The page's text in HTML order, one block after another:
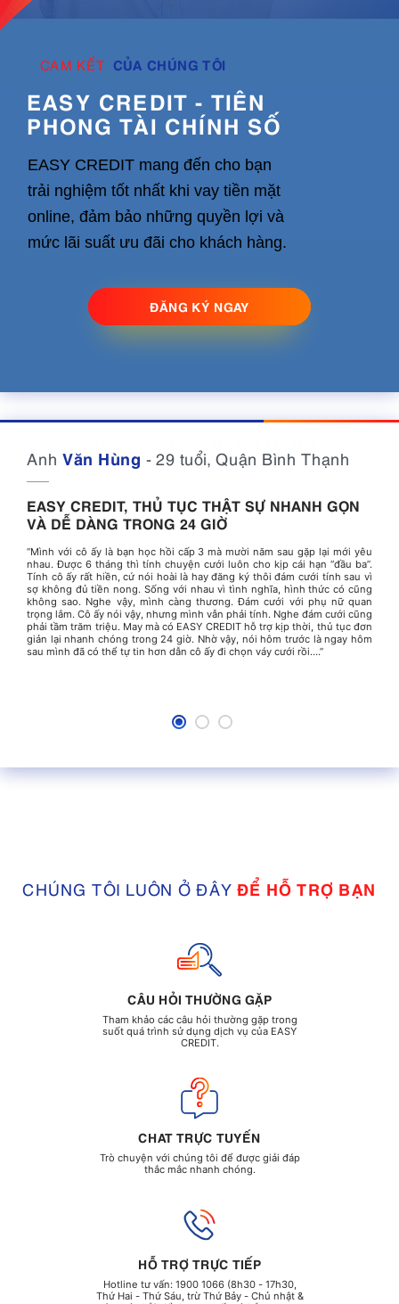
CAM KẾT CỦA CHÚNG TÔI
EASY CREDIT - TIÊN
PHONG TÀI CHÍNH SỐ
EASY CREDIT mang đến cho bạn
trải nghiệm tốt nhất khi vay tiền mặt
online, đảm bảo những quyền lợi và
mức lãi suất ưu đãi cho khách hàng.
ĐĂNG KÝ NGAY
Anh Văn Hùng 29 tuổi, Quận Bình Thạnh
EASY CREDIT, THỦ TỤC THẬT SỰ NHANH GỌN
VÀ DỄ DÀNG TRONG 24 GIỜ
“Mình với cô ấy là bạn học hồi cấp 3 mà mười năm sau gặp lại mới yêu
nhau. Được 6 tháng thì tính chuyện cưới luôn cho kịp cái hạn “đầu ba”.
Tính cô ấy rất hiền, cứ nói hoài là hay đăng ký thôi đám cưới tính sau vì
sợ không đủ tiền nong. Sống với nhau vì tình nghĩa, hình thức có cũng
không sao. Nghe vậy, mình càng thương. Đám cưới với phụ nữ quan
trọng lắm. Cô ấy nói vậy, nhưng mình vẫn phải tính. Nghe đám cưới cũng
phải tầm trăm triệu. May mà có EASY CREDIT hỗ trợ kịp thời, thủ tục đơn
giản lại nhanh chóng trong 24 giờ. Nhờ vậy, nói hôm trước là ngay hôm
sau mình đã có thể tự tin hơn dẫn cô ấy đi chọn váy cưới rồi....”
Anh Thanh Nam 30 tuổi, Quận 3
LÃI SUẤT THẤP SO VỚI THỊ TRƯỜNG, PHÙ HỢP
VỚI THU NHẬP.
"Mình là người làm việc tự do. Mà những người như mình, lúc thì nhiều
dự án lắm, lúc thì dự án treo hoài nên đôi khi cũng hụt tiền... Đúng tháng
cần tiền sắm sửa nhiều cho con đi học lại túng thiếu. May sao mình
được nhân viên EASY CREDIT tư vấn, hỗ trợ gói vay phù hợp với kiểu
nghề nghiệp và thu nhập như mình. Ban đầu cũng e ngại không dám tìm
đến các công ty tài chính, nhưng nhân viên EASY CREDIT tận tình tìm
hiểu và tư vấn các khoản vay đa dạng, lãi suất tốt nhất cho mình. Mình
rất hài lòng và chắc chắn sẽ tìm đến sự hỗ trợ EASY CREDIT nữa nếu có
nhu cầu tài chính."
Chị Hồng Phượng 31 tuổi, Quận 5
ĐĂNG KÝ VAY ONLINE DỄ DÀNG,
NHẬN TIỀN CHUYỂN KHOẢN NHANH CHÓNG.
"Con trai mình được 7 tuổi. Mỗi lần con qua nhà bạn hàng xóm chơi là
mê mẩn cây đàn piano điện tử của bạn, cứ ngồi lì vọc chơi đàn, gọi mãi
không chịu về. Ngày nào con cũng qua nhà bạn hàng xóm để chơi đàn
chung với bạn. Thằng nhóc không biết đánh đàn, nhưng nhìn con chơi
rất say mê. Có hôm con hỏi: Mẹ ơi, con muốn học đàn như bạn An nhà
bác Ba. Mình nghe thương quá, nhưng không biết sao vì luôn kẹt tiền
buôn bán, không thiếu nhưng lúc cần thì lại không có sẵn. Đang lưỡng
lự thì có người bạn giới thiệu trang vay trực tuyến EASY CREDIT, mình
đăng ký luôn. Đăng ký buổi tối, sáng ra có kết quả, thủ tục đăng ký hoàn
CHÚNG TÔI LUÔN Ở ĐÂY ĐỂ HỖ TRỢ BẠN
CÂU HỎI THƯỜNG GẶP
Tham khảo các câu hỏi thường gặp trong
suốt quá trình sử dụng dịch vụ của EASY
CREDIT.
CHAT TRỰC TUYẾN
Trò chuyện với chúng tôi để được giải đáp
thắc mắc nhanh chóng.
HỖ TRỢ TRỰC TIẾP
Hotline tư vấn: 1900 1066 (8h30 - 17h30,
Thứ Hai - Thứ Sáu, trừ Thứ Bảy - Chủ nhật &